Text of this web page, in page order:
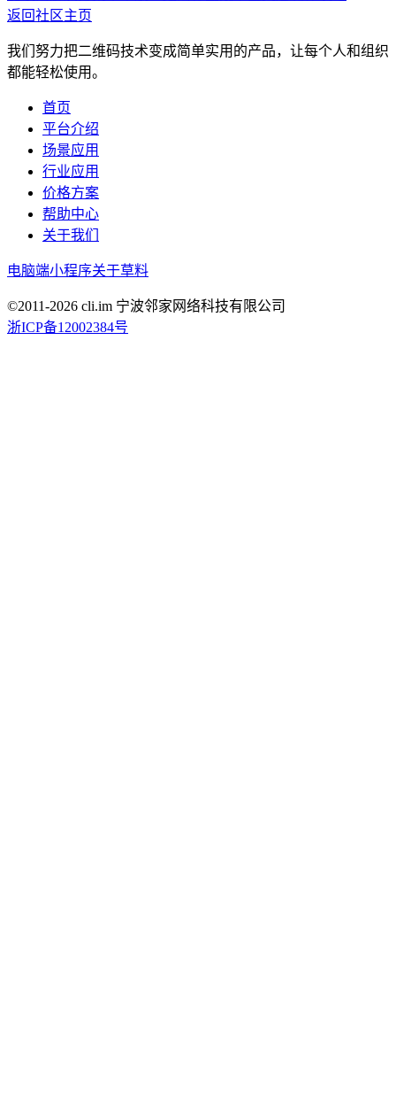
返回社区主页
我们努力把二维码技术变成简单实用的产品，让每个人和组织
都能轻松使用。
首页
平台介绍
场景应用
行业应用
价格方案
帮助中心
关于我们
电脑端小程序关于草料
©2011-2026 cli.im 宁波邻家网络科技有限公司
浙ICP备12002384号